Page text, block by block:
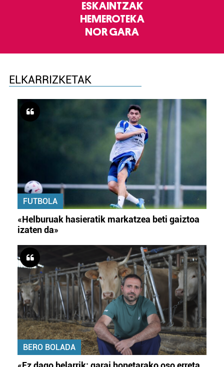
ESKAINTZAK
HEMEROTEKA
NOR GARA
ELKARRIZKETAK
FUTBOLA
«Helburuak hasieratik markatzea beti gaiztoa
izaten da»
BERO BOLADA